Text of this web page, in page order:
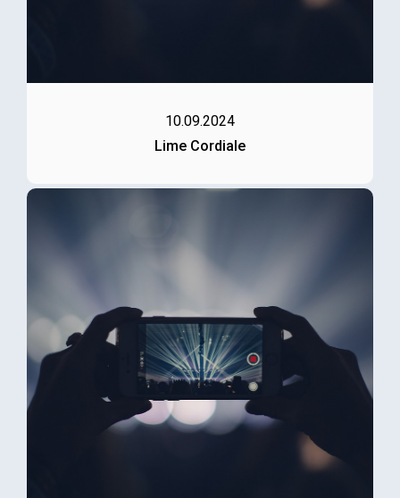
10.09.2024
Lime Cordiale